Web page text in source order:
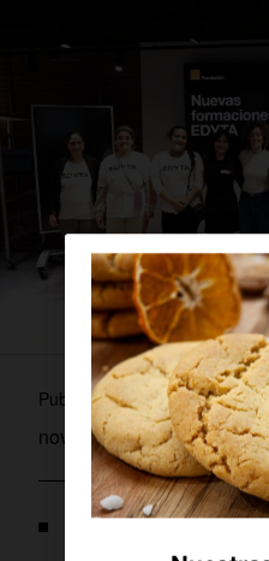
Publicado poradmin
noviembre 15, 2023
Esta reactivación
un año más, las